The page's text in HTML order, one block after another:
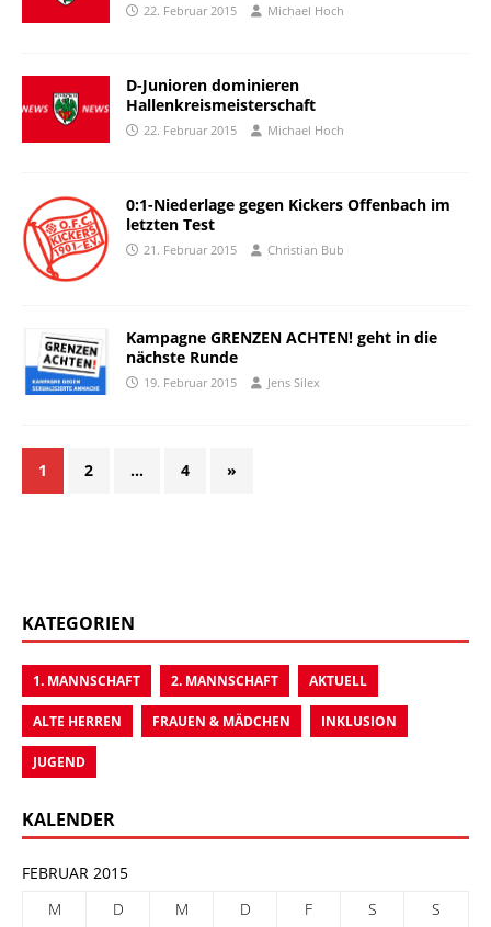
22. Februar 2015 Michael Hoch
D-Junioren dominieren
Hallenkreismeisterschaft
22. Februar 2015 Michael Hoch
0:1-Niederlage gegen Kickers Offenbach im
letzten Test
21. Februar 2015 Christian Bub
Kampagne GRENZEN ACHTEN! geht in die
nächste Runde
19. Februar 2015 Jens Silex
1 2 … 4 »
KATEGORIEN
1. MANNSCHAFT 2. MANNSCHAFT AKTUELL
ALTE HERREN FRAUEN & MÄDCHEN INKLUSION
JUGEND
KALENDER
FEBRUAR 2015
M
D M D F S S